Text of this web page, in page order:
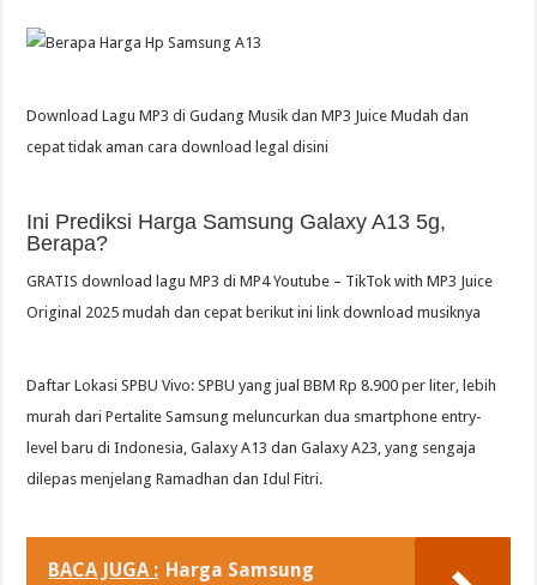
Download Lagu MP3 di Gudang Musik dan MP3 Juice Mudah dan
cepat tidak aman cara download legal disini
Ini Prediksi Harga Samsung Galaxy A13 5g,
Berapa?
GRATIS download lagu MP3 di MP4 Youtube – TikTok with MP3 Juice
Original 2025 mudah dan cepat berikut ini link download musiknya
Daftar Lokasi SPBU Vivo: SPBU yang jual BBM Rp 8.900 per liter, lebih
murah dari Pertalite Samsung meluncurkan dua smartphone entry-
level baru di Indonesia, Galaxy A13 dan Galaxy A23, yang sengaja
dilepas menjelang Ramadhan dan Idul Fitri.
BACA JUGA : Harga Samsung